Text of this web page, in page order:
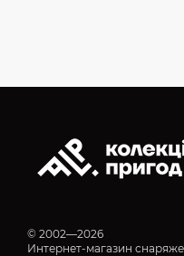
© 2002—2026
Интернет-магазин